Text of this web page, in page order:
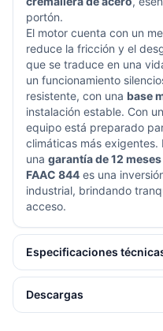
portón.
El motor cuenta con un
reduce la fricción y el
que se traduce en una
un funcionamiento
resistente, con una base
instalación estable. Con
equipo está preparado
climáticas más exigentes.
una garantía de 12
FAAC 844 es una
industrial, brindando
acceso.
Especificaciones
Descargas